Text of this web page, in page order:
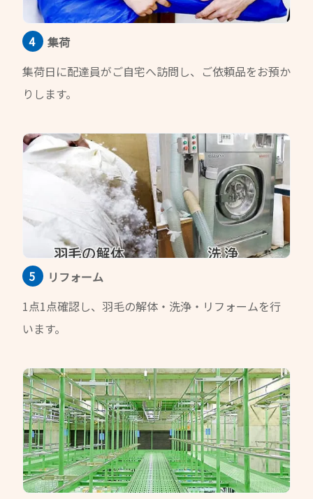
集荷
集荷日に配達員がご自宅へ訪問し、ご依頼品をお預か
りします。
リフォーム
1点1点確認し、羽毛の解体・洗浄・リフォームを行
います。